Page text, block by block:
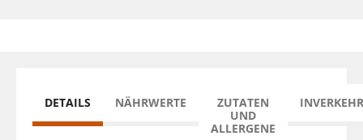
DETAILS NÄHRWERTE
ZUTATEN
UND
ALLERGENE